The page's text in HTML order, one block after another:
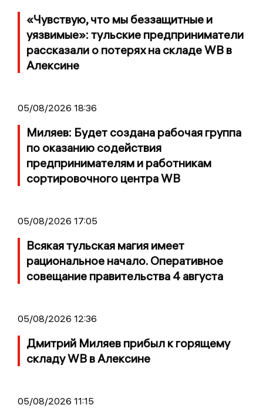
«Чувствую, что мы беззащитные и
уязвимые»: тульские предприниматели
рассказали о потерях на складе WB в
Алексине
05/08/2026 18:36
Миляев: Будет создана рабочая группа
по оказанию содействия
предпринимателям и работникам
сортировочного центра WB
05/08/2026 17:05
Всякая тульская магия имеет
рациональное начало. Оперативное
совещание правительства 4 августа
05/08/2026 12:36
Дмитрий Миляев прибыл к горящему
складу WB в Алексине
05/08/2026 11:15